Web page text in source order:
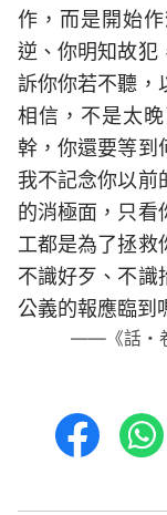
作，而是開始
逆、你明知故犯
訴你你若不聽，
相信，不是太
幹，你還要等到
我不記念你以前
的消極面，只看
工都是為了拯救
不識好歹、不識
公義的報應臨到
——《話・